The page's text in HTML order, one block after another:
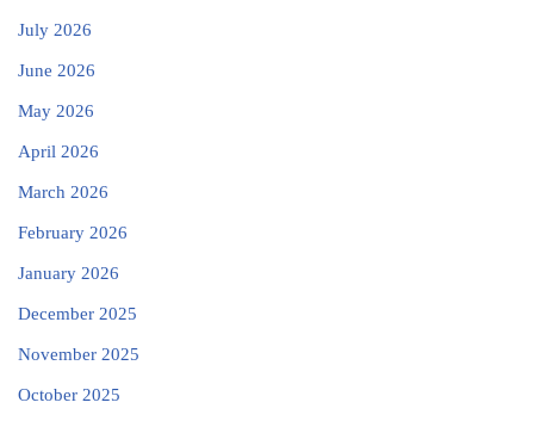
July 2026
June 2026
May 2026
April 2026
March 2026
February 2026
January 2026
December 2025
November 2025
October 2025